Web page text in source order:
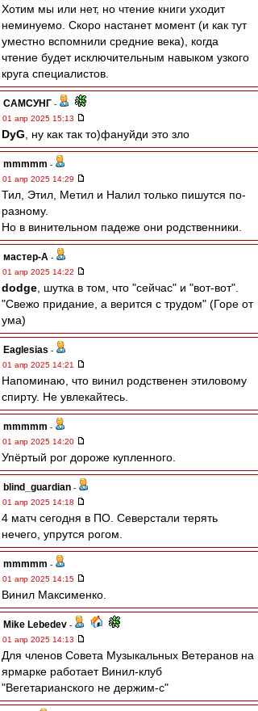
Хотим мы или нет, но чтение книги уходит
неминуемо. Скоро настанет момент (и как тут
уместно вспомнили средние века), когда
чтение будет исключительным навыком узкого
круга специалистов.
САМСУНГ -
01 апр 2025 15:13
DyG , ну как так то)фануйди это зло
mmmmm -
01 апр 2025 14:29
Тил, Этил, Метил и Налил только пишутся по-
разному.
Но в винительном падеже они родственники.
мастер-А -
01 апр 2025 14:22
dodge , шутка в том, что "сейчас" и "вот-вот".
"Свежо придание, а верится с трудом" (Горе от
ума)
Eaglesias -
01 апр 2025 14:21
Напоминаю, что винил родственен этиловому
спирту. Не увлекайтесь.
mmmmm -
01 апр 2025 14:20
Упёртый рог дороже купленного.
blind_guardian -
01 апр 2025 14:18
4 матч сегодня в ПО. Северстали терять
нечего, упрутся рогом.
mmmmm -
01 апр 2025 14:15
Винил Максименко.
Mike Lebedev -
01 апр 2025 14:13
Для членов Совета Музыкальных Ветеранов на
ярмарке работает Винил-клуб
"Вегетарианского не держим-с"